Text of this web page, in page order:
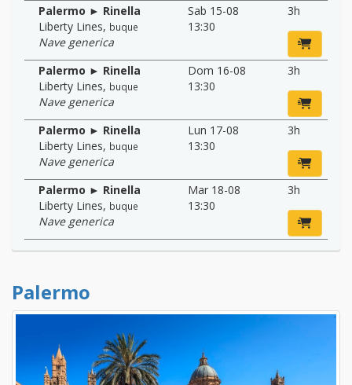
Palermo ► Rinella
Liberty Lines, buque
Nave generica
Sab 15-08
13:30
3h
Palermo ► Rinella
Liberty Lines, buque
Nave generica
Dom 16-08
13:30
3h
Palermo ► Rinella
Liberty Lines, buque
Nave generica
Lun 17-08
13:30
3h
Palermo ► Rinella
Liberty Lines, buque
Nave generica
Mar 18-08
13:30
3h
Palermo